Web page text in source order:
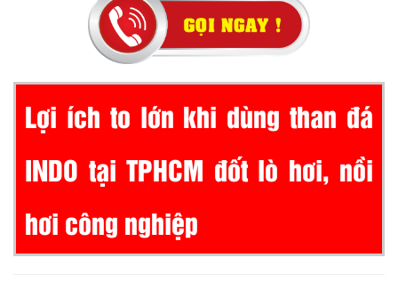
Lợi ích to lớn khi dùng than đá
INDO tại TPHCM đốt lò hơi, nồi
hơi công nghiệp